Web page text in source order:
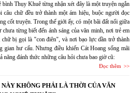
Thụy Khuê từng nhận xét đây là một truyện ngắn
câu chữ đều trở thành một ám hiệu, buộc người đọc
cốt truyện. Trong thế giới ấy, có một bãi đất nổi giữa
từng biết đến ánh sáng của văn minh, nơi trẻ em
bị gọi là "con điên", và nơi bạo lực dần trở thành
hư cấu. Nhưng điều khiến Cát Hoang sống mãi
năng đánh thức những câu hỏi chưa bao giờ cũ:
Đọc thêm
KHÔNG PHẢI LÀ THỜI CỦA VĂN